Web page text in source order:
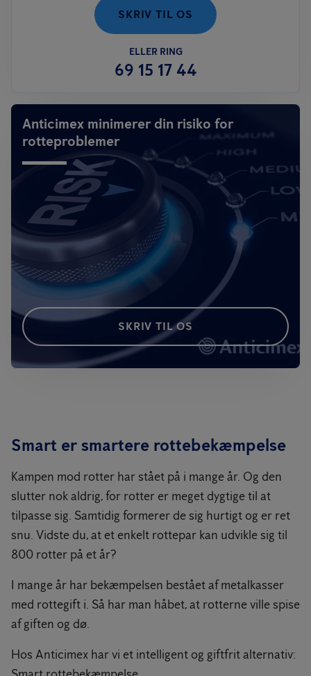
SKRIV TIL OS
ELLER RING
69 15 17 44
Anticimex minimerer din risiko for
rotteproblemer
SKRIV TIL OS
Smart er smartere rottebekæmpelse
Kampen mod rotter har stået på i mange år. Og den
slutter nok aldrig, for rotter er meget dygtige til at
tilpasse sig. Samtidig formerer de sig hurtigt og er ret
snu. Vidste du, at et enkelt rottepar kan udvikle sig til
800 rotter på et år?
I mange år har bekæmpelsen bestået af metalkasser
med rottegift i. Så har man håbet, at rotterne ville spise
af giften og dø.
Hos Anticimex har vi et intelligent og giftfrit alternativ: